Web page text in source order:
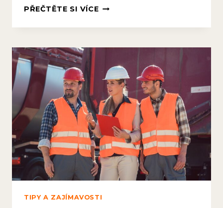
PŘEČTĚTE SI VÍCE5
KTERÉ
TECHNIK
TERÉNU
TIPY A ZAJÍMAVOSTI